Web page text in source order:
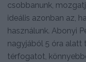
csobbanunk,
ideális azonban az,
használunk. Abonyi
nagyjából 5 óra alatt
térfogatot,